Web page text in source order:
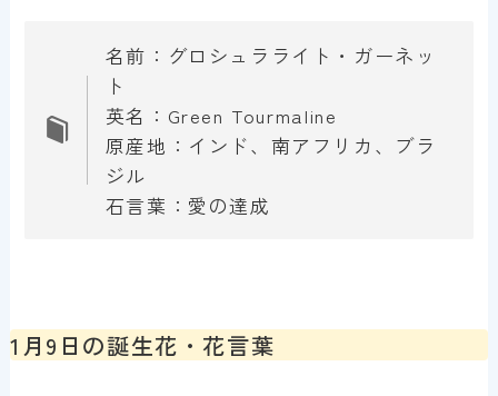
名前：グロシュラライト・ガーネッ
ト
英名：Green Tourmaline
原産地：インド、南アフリカ、ブラ
ジル
石言葉：愛の達成
1月9日の誕生花・花言葉